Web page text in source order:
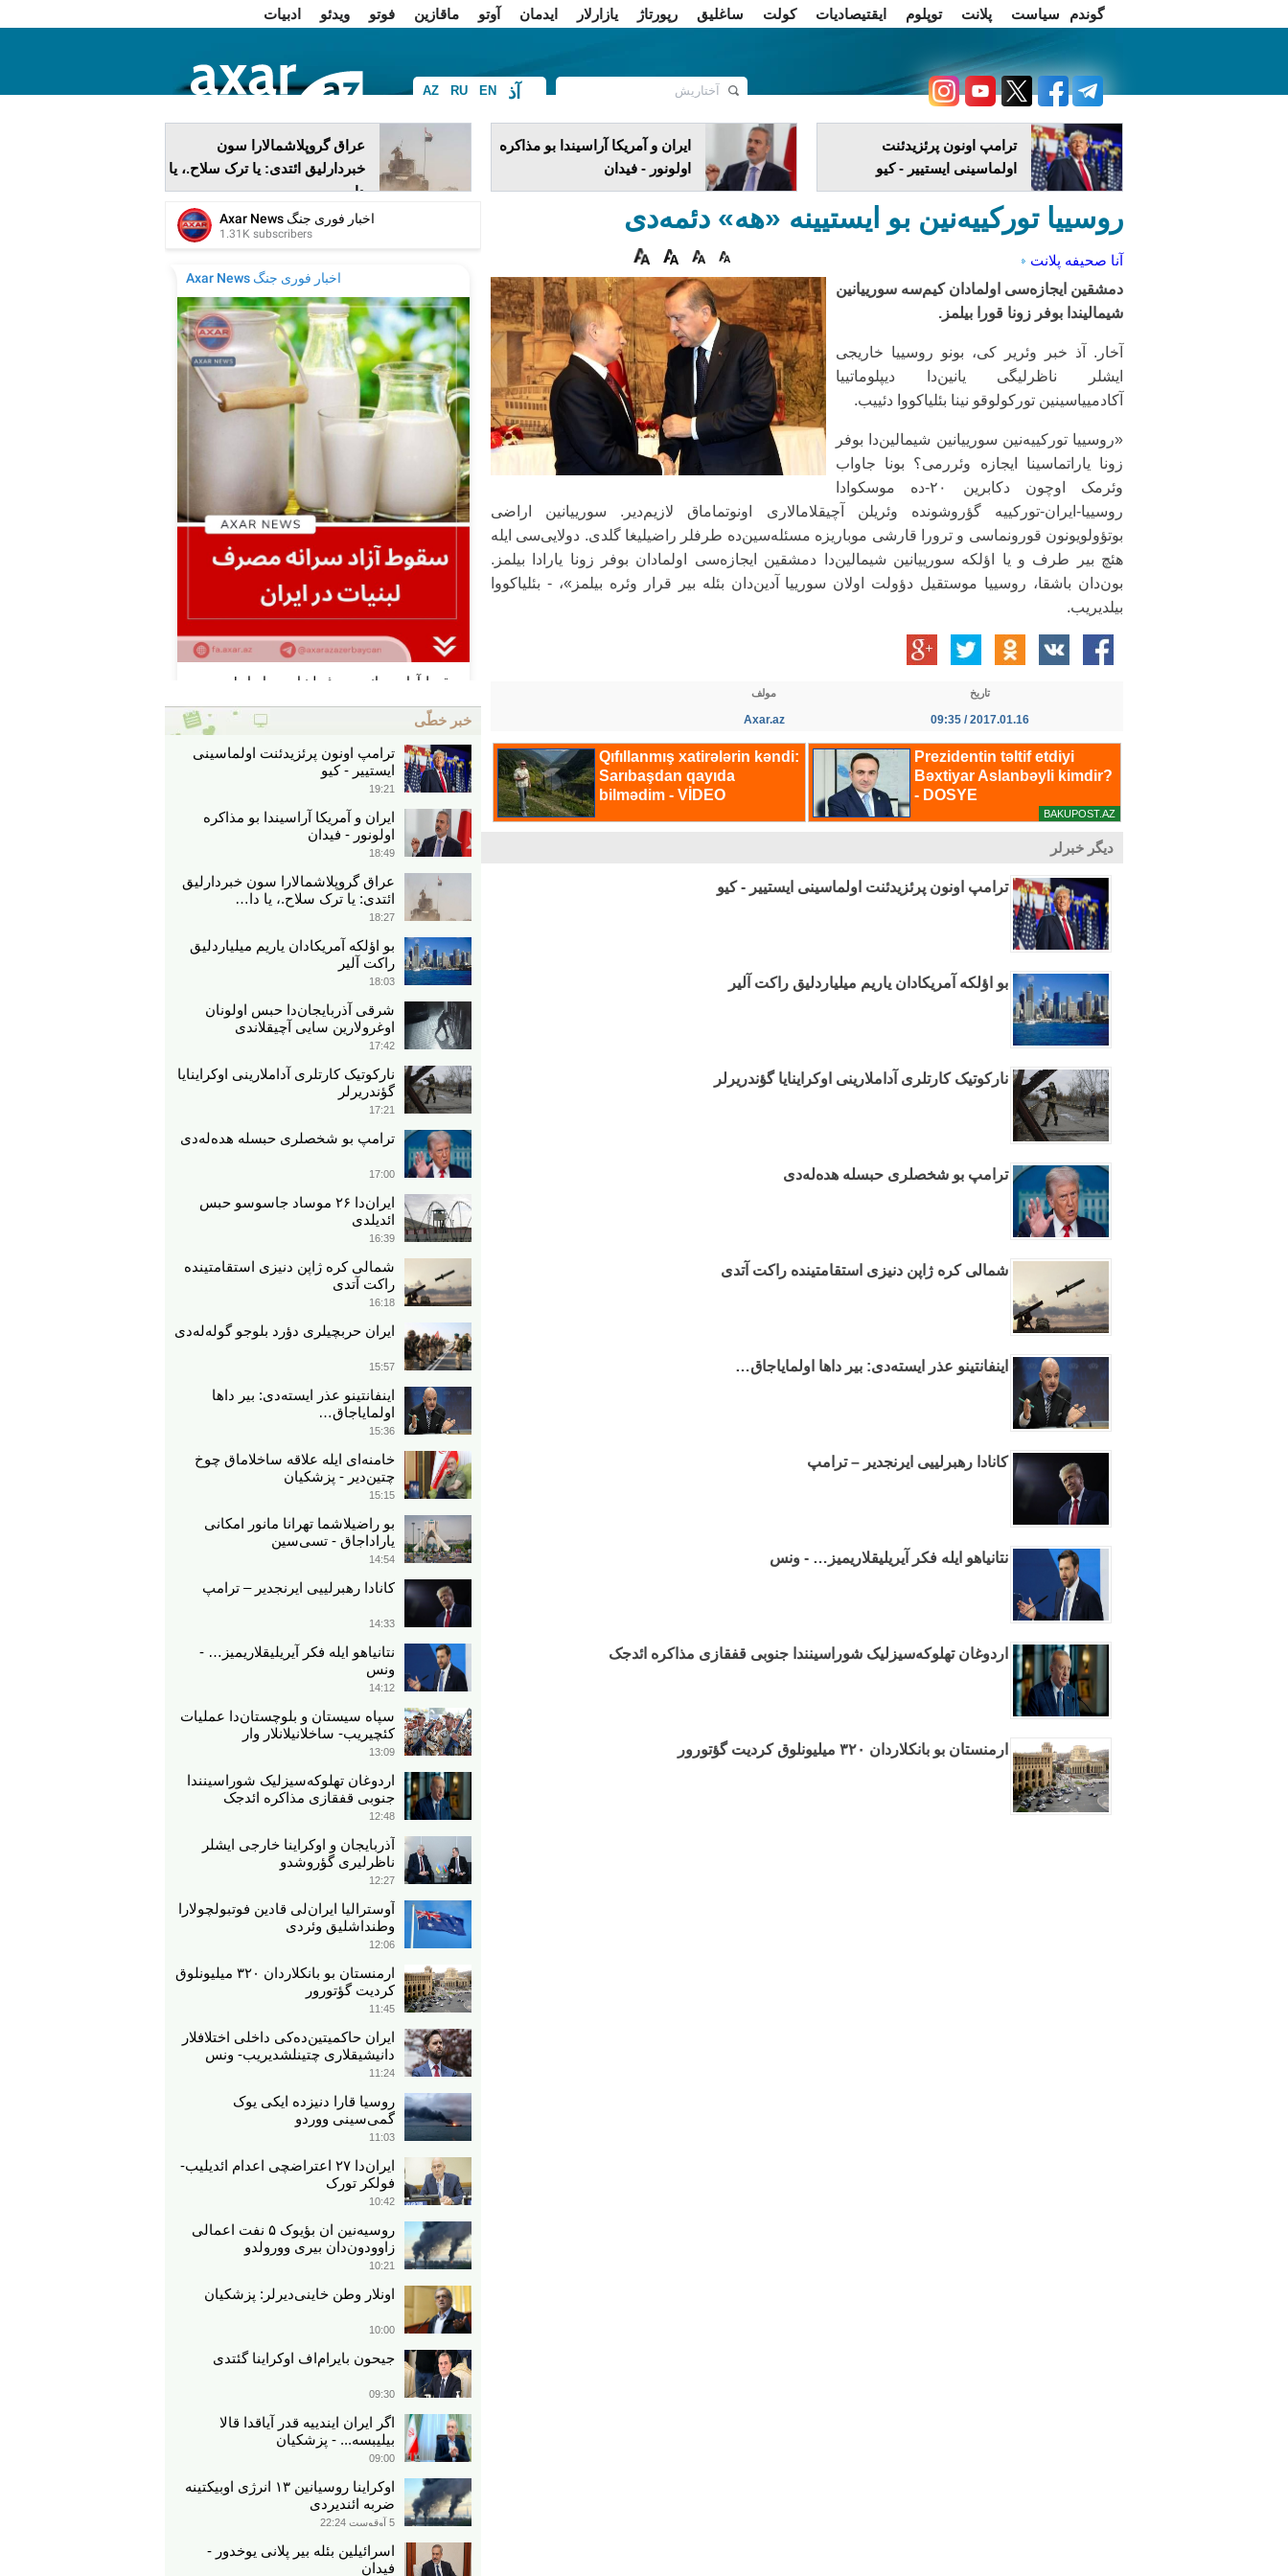
گوندم سیاست پلانت توپلوم ایقتیصادیات کولت ساغلیق رپورتاژ یازارلار ایدمان آوتو ماقازین فوتو ویدئو
ادبیات
AZ RU EN آذ
فا
ترامپ اونون پرئزیدئنت
اولماسینی ایستییر - کیو
ایران و آمریکا آراسیندا بو مذاکره
اولونور - فیدان
عراق گروپلاشمالارا سون
خبردارلیق ائتدی: یا ترک سلاح.، یا
دا…
روسییا تورکییه‌نین بو ایستیینه «هه» دئمه‌دی
آنا صحیفه پلانت
دمشقین ایجازه‌سی اولمادان کیم‌سه سورییانین
شیمالیندا بوفر زونا قورا بیلمز.
آخار. آذ خبر وئریر کی، بونو روسییا خاریجی
ایشلر ناظرلیگی یانین‌دا دیپلوماتییا
آکادمییاسینین تورکولوقو نینا بئلیاکووا دئییب.
«روسییا تورکییه‌نین سورییانین شیمالین‌دا بوفر
زونا یاراتماسینا ایجازه وئررمی؟ بونا جاواب
وئرمک اوچون دکابرین ۲۰-ده موسکوادا
روسییا-ایران-تورکییه گؤروشونده وئریلن آچیقلامالاری اونوتماماق لازیم‌دیر. سورییانین اراضی
بوتؤولویونون قورونماسی و ترورا قارشی موباریزه مسئله‌سین‌ده طرفلر راضیلیغا گلدی. دولایی‌سی ایله
هئچ بیر طرف و یا اؤلکه سورییانین شیمالین‌دا دمشقین ایجازه‌سی اولمادان بوفر زونا یارادا بیلمز.
بون‌دان باشقا، روسییا موستقیل دؤولت اولان سورییا آدین‌دان بئله بیر قرار وئره بیلمز»، - بئلیاکووا
بیلدیریب.
تاریخ
2017.01.16 / 09:35
مولف
Axar.az
دیگر خبرلر
ترامپ اونون پرئزیدئنت اولماسینی ایستییر - کیو
بو اؤلکه آمریکادان یاریم میلیاردلیق راکت آلیر
نارکوتیک کارتلری آداملارینی اوکراینایا گؤندریرلر
ترامپ بو شخصلری حبسله هده‌له‌دی
شمالی کره ژاپن دنیزی استقامتینده راکت آتدی
اینفانتینو عذر ایسته‌دی: بیر داها اولمایاجاق…
کانادا رهبرلییی ایرنجدیر – ترامپ
نتانیاهو ایله فکر آیریلیقلاریمیز… - ونس
اردوغان تهلوکه‌سیزلیک شوراسینندا جنوبی قفقازی مذاکره ائد‌جک
ارمنستان بو بانکلاردان ۳۲۰ میلیونلوق کردیت گؤتورور
خبر خطّی
ترامپ اونون پرئزیدئنت اولماسینی
ایستییر - کیو
19:21
ایران و آمریکا آراسیندا بو مذاکره
اولونور - فیدان
18:49
عراق گروپلاشمالارا سون خبردارلیق
ائتدی: یا ترک سلاح.، یا دا…
18:27
بو اؤلکه آمریکادان یاریم میلیاردلیق
راکت آلیر
18:03
شرقی آذربایجان‌دا حبس اولونان
اوغرولارین سایی آچیقلاندی
17:42
نارکوتیک کارتلری آداملارینی اوکراینایا
گؤندریرلر
17:21
ترامپ بو شخصلری حبسله هده‌له‌دی
17:00
ایران‌دا ۲۶ موساد جاسوسو حبس
ائدیلدی
16:39
شمالی کره ژاپن دنیزی استقامتینده
راکت آتدی
16:18
ایران حربچیلری دؤرد بلوجو گوله‌له‌دی
15:57
اینفانتینو عذر ایسته‌دی: بیر داها
اولمایاجاق…
15:36
خامنه‌ای ایله علاقه ساخلاماق چوخ
چتین‌دیر - پزشکیان
15:15
بو راضیلاشما تهرانا مانور امکانی
یاراداجاق - تسی‌سین
14:54
کانادا رهبرلییی ایرنجدیر – ترامپ
14:33
نتانیاهو ایله فکر آیریلیقلاریمیز… -
ونس
14:12
سپاه سیستان و بلوچستان‌دا عملیات
کئچیریب- ساخلانیلانلار وار
13:09
اردوغان تهلوکه‌سیزلیک شوراسینندا
جنوبی قفقازی مذاکره ائد‌جک
12:48
آذربایجان و اوکراینا خارجی ایشلر
ناظرلیری گؤروشدو
12:27
آوسترالیا ایران‌لی قادین فوتبولچولارا
وطنداشلیق وئردی
12:06
ارمنستان بو بانکلاردان ۳۲۰ میلیونلوق
کردیت گؤتورور
11:45
ایران حاکمیتین‌ده‌کی داخلی اختلافلار
دانیشیقلاری چتینلشدیریب- ونس
11:24
روسیا قارا دنیزده ایکی یوک
گمی‌سینی ووردو
11:03
ایران‌دا ۲۷ اعتراضچی اعدام ائدیلیب-
فولکر تورک
10:42
روسیه‌نین ان بؤیوک ۵ نفت اعمالی
زاوودون‌دان بیری وورولدو
10:21
اونلار وطن خاینی‌دیرلر: پزشکیان
10:00
جیحون بایرام‌اف اوکراینا گئتدی
09:30
اگر ایران ایندییه قدر آیاقدا قالا
بیلیبسه... - پزشکیان
09:00
اوکراینا روسیانین ۱۳ انرژی اوبیکتینه
ضربه ائندیردی
5 آوقوست 22:24
اسرائیلین بئله بیر پلانی یوخدور -
فیدان